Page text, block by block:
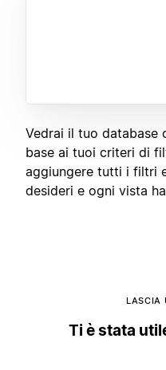
Vedrai il tuo database
base ai tuoi criteri di
aggiungere tutti i filtri
desideri e ogni vista
LASCIA
Ti è stata